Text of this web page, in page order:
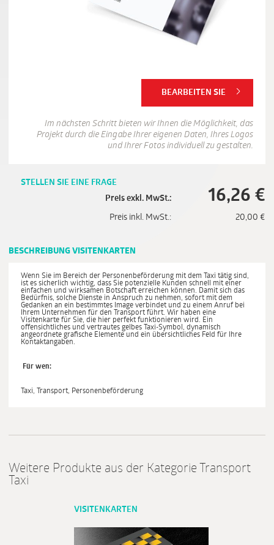
BEARBEITEN SIE
Im nächsten Schritt bieten wir Ihnen die Möglichkeit, das
Projekt durch die Eingabe Ihrer eigenen Daten, Ihres Logos
und Ihrer Fotos individuell zu gestalten.
STELLEN SIE EINE FRAGE
Preis exkl. MwSt.:
16,26 €
Preis inkl. MwSt.: 20,00 €
BESCHREIBUNG VISITENKARTEN
Wenn Sie im Bereich der Personenbeförderung mit dem Taxi tätig sind,
ist es sicherlich wichtig, dass Sie potenzielle Kunden schnell mit einer
einfachen und wirksamen Botschaft erreichen können. Damit sich das
Bedürfnis, solche Dienste in Anspruch zu nehmen, sofort mit dem
Gedanken an ein bestimmtes Image verbindet und zu einem Anruf bei
Ihrem Unternehmen für den Transport führt. Wir haben eine
Visitenkarte für Sie, die hier perfekt funktionieren wird. Ein
offensichtliches und vertrautes gelbes Taxi-Symbol, dynamisch
angeordnete grafische Elemente und ein übersichtliches Feld für Ihre
Kontaktangaben.
Für wen:
Taxi, Transport, Personenbeförderung
Weitere Produkte aus der Kategorie Transport
Taxi
VISITENKARTEN